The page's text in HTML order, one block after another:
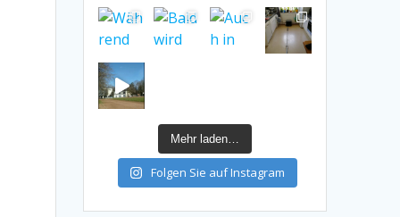
Mehr laden…
Folgen Sie auf Instagram